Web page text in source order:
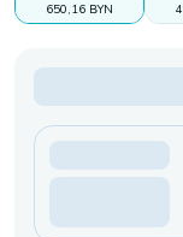
650,16 BYN